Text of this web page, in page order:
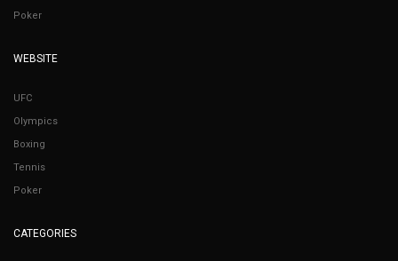
Poker
WEBSITE
UFC
Olympics
Boxing
Tennis
Poker
CATEGORIES